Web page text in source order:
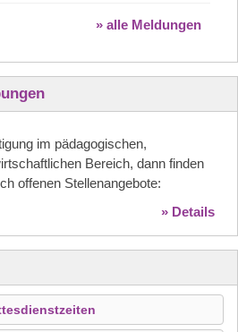
» alle Meldungen
im pädagogischen,
Bereich, dann finden
offenen Stellenangebote:
» Details